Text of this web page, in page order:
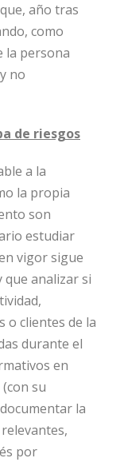
año tras
como
la persona
no
de riesgos
a la
la propia
son
estudiar
vigor sigue
que analizar si
o clientes de la
durante el
en
su
la
por